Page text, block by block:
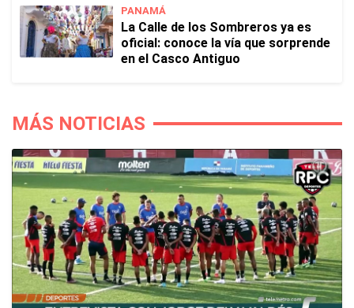
PANAMÁ
La Calle de los Sombreros ya es
oficial: conoce la vía que sorprende
en el Casco Antiguo
MÁS NOTICIAS